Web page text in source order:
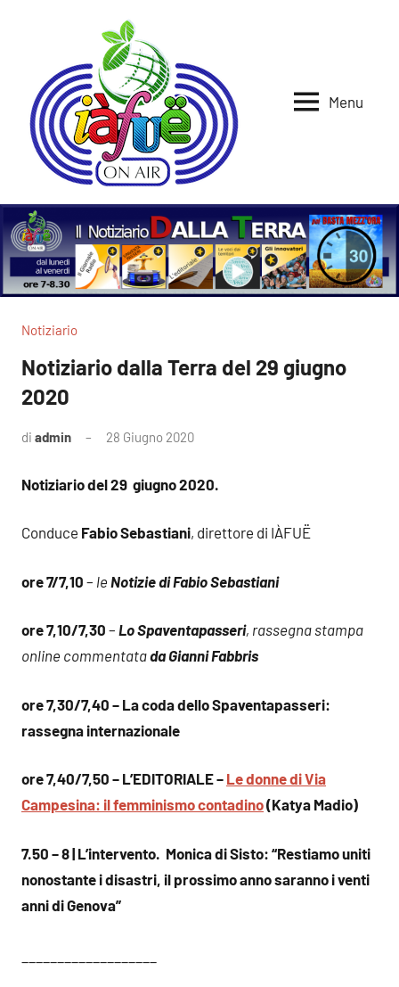
Iafue
Menu
Notiziario
Notiziario dalla Terra del 29 giugno
2020
di admin 28 Giugno 2020
Notiziario del 29 giugno 2020.
Conduce Fabio Sebastiani, direttore di IÀFUË
ore 7/7,10 – le Notizie di Fabio Sebastiani
ore 7,10/7,30 – Lo Spaventapasseri, rassegna stampa
online commentatada Gianni Fabbris
ore 7,30/7,40 – La coda dello Spaventapasseri:
rassegna internazionale
ore 7,40/7,50 – L’EDITORIALE – Le donne di Via
Campesina: il femminismo contadino(Katya Madio)
7.50 – 8 | L’intervento. Monica di Sisto: “Restiamo uniti
nonostante i disastri, il prossimo anno saranno i venti
anni di Genova”